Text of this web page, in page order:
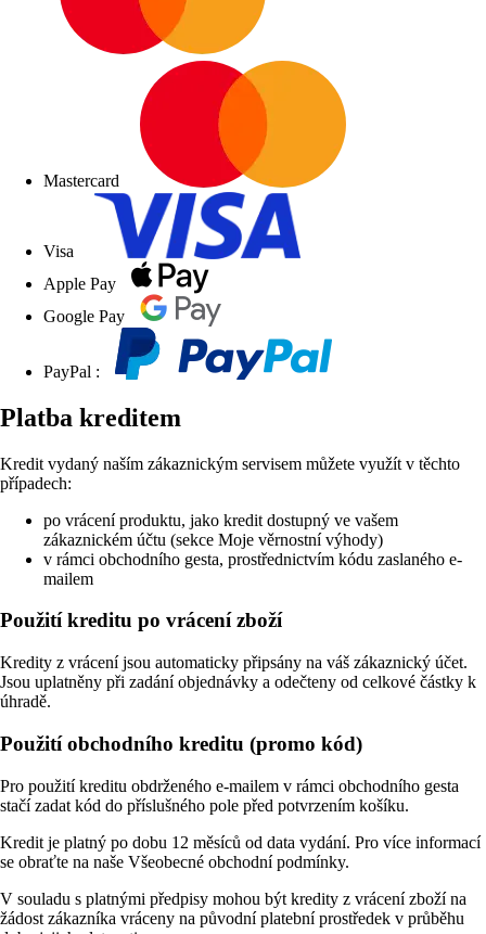
Mastercard
Visa
Apple Pay
Google Pay
PayPal :
Platba kreditem
Kredit vydaný naším zákaznickým servisem můžete využít v těchto
případech:
po vrácení produktu, jako kredit dostupný ve vašem
zákaznickém účtu (sekce Moje věrnostní výhody)
v rámci obchodního gesta, prostřednictvím kódu zaslaného e-
mailem
Použití kreditu po vrácení zboží
Kredity z vrácení jsou automaticky připsány na váš zákaznický účet.
Jsou uplatněny při zadání objednávky a odečteny od celkové částky k
úhradě.
Použití obchodního kreditu (promo kód)
Pro použití kreditu obdrženého e-mailem v rámci obchodního gesta
stačí zadat kód do příslušného pole před potvrzením košíku.
Kredit je platný po dobu 12 měsíců od data vydání. Pro více informací
se obraťte na naše Všeobecné obchodní podmínky.
V souladu s platnými předpisy mohou být kredity z vrácení zboží na
žádost zákazníka vráceny na původní platební prostředek v průběhu